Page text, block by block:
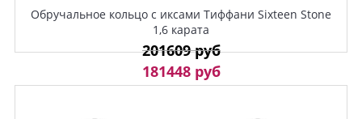
Обручальное кольцо с иксами Тиффани Sixteen Stone
1,6 карата
201609 руб
181448 руб